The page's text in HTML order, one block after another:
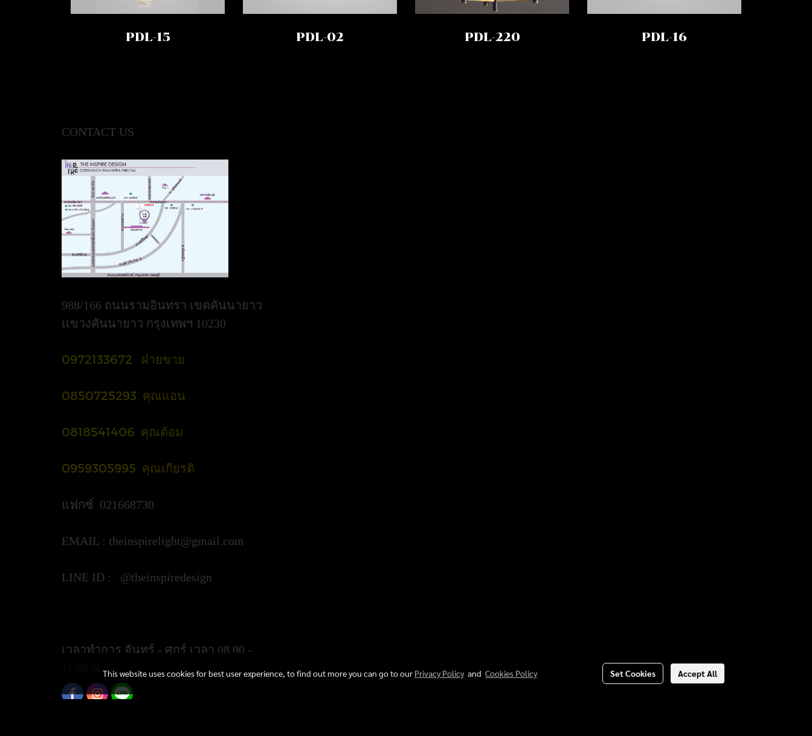
PDL-15 PDL-02 PDL-220 PDL-16
CONTACT US
988/166 ถนนรามอินทรา เขตคันนายาว
เเขวงคันนายาว กรุงเทพฯ 10230
0972133672 ฝ่ายขาย
0850725293 คุณแอน
0818541406 คุณต้อม
0959305995 คุณเกียรติ
แฟกซ์ 021668730
EMAIL : theinspirelight@gmail.com
LINE ID : @theinspiredesign
เวลาทำการ จันทร์ - ศุกร์ เวลา 08.00 -
17.00 น.This website uses cookies for best user experience, to find out more you can go to our Privacy PolicyandCookies Policy Set Cookies Accept All